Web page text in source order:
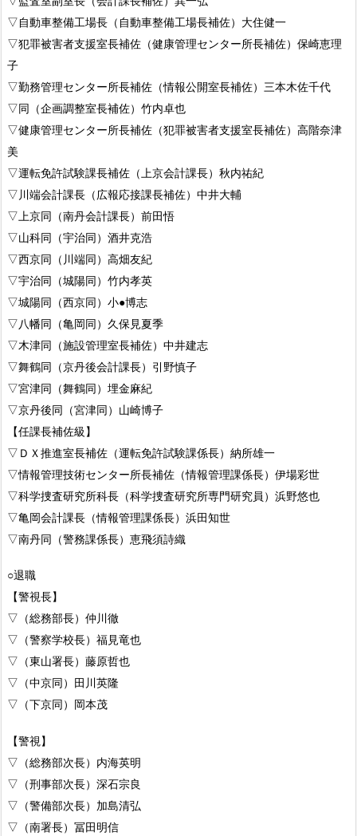
▽自動車整備工場長（自動車整備工場長補佐）大住健一
▽犯罪被害者支援室長補佐（健康管理センター所長補佐）保崎恵理
子
▽勤務管理センター所長補佐（情報公開室長補佐）三本木佐千代
▽同（企画調整室長補佐）竹内卓也
▽健康管理センター所長補佐（犯罪被害者支援室長補佐）高階奈津
美
▽運転免許試験課長補佐（上京会計課長）秋内祐紀
▽川端会計課長（広報応接課長補佐）中井大輔
▽上京同（南丹会計課長）前田悟
▽山科同（宇治同）酒井克浩
▽西京同（川端同）高畑友紀
▽宇治同（城陽同）竹内孝英
▽城陽同（西京同）小●博志
▽八幡同（亀岡同）久保見夏季
▽木津同（施設管理室長補佐）中井建志
▽舞鶴同（京丹後会計課長）引野慎子
▽宮津同（舞鶴同）埋金麻紀
▽京丹後同（宮津同）山崎博子
【任課長補佐級】
▽ＤＸ推進室長補佐（運転免許試験課係長）納所雄一
▽情報管理技術センター所長補佐（情報管理課係長）伊場彩世
▽科学捜査研究所科長（科学捜査研究所専門研究員）浜野悠也
▽亀岡会計課長（情報管理課係長）浜田知世
▽南丹同（警務課係長）恵飛須詩織
○退職
【警視長】
▽（総務部長）仲川徹
▽（警察学校長）福見竜也
▽（東山署長）藤原哲也
▽（中京同）田川英隆
▽（下京同）岡本茂
【警視】
▽（総務部次長）内海英明
▽（刑事部次長）深石宗良
▽（警備部次長）加島清弘
▽（南署長）冨田明信